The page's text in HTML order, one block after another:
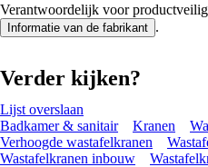
Verantwoordelijk voor
Informatie van de fabrikant .
Verder kijken?
Lijst overslaan
Badkamer & sanitair
Kranen
Verhoogde wastafelkranen
Wastafelkranen inbouw